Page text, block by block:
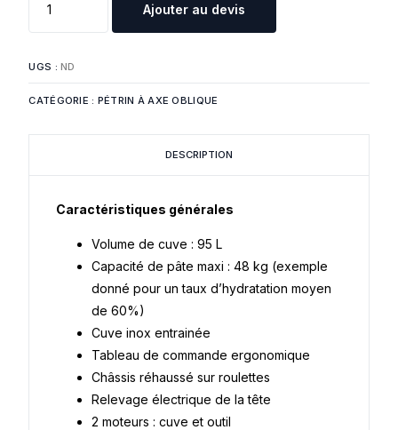
Ajouter au devis
UGS :ND
CATÉGORIE : PÉTRIN À AXE OBLIQUE
DESCRIPTION
Caractéristiques générales
Volume de cuve : 95 L
Capacité de pâte maxi : 48 kg (exemple
donné pour un taux d’hydratation moyen
de 60%)
Cuve inox entrainée
Tableau de commande ergonomique
Châssis réhaussé sur roulettes
Relevage électrique de la tête
2 moteurs : cuve et outil